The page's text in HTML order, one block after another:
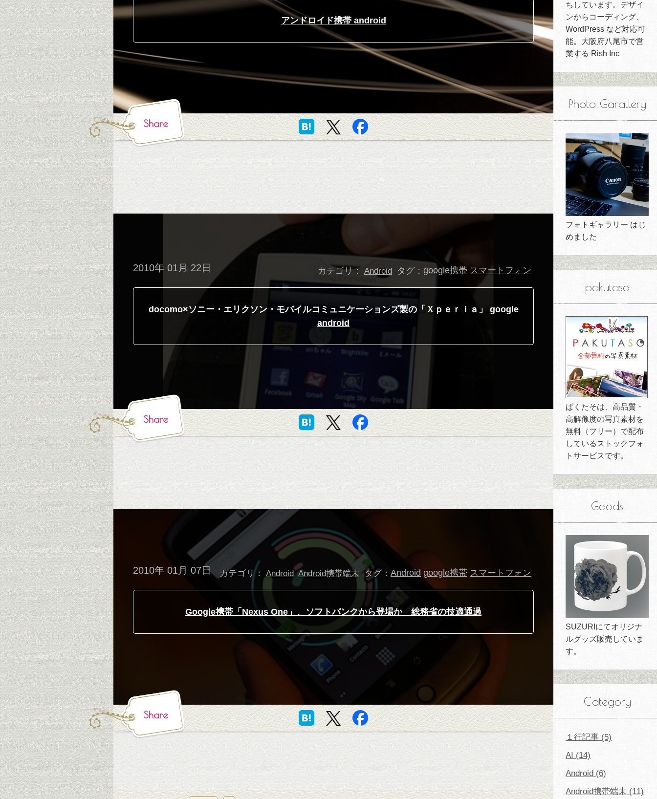
アンドロイド携帯 android
Share
2010年 01月 22日 カテゴリ： Android タグ： google携帯 スマートフォン
docomo×ソニー・エリクソン・モバイルコミュニケーションズ製の「Ｘｐｅｒｉａ」 google
android
Share
2010年 01月 07日 カテゴリ： Android Android携帯端末 タグ： Android google携帯 スマートフォン
Google携帯「Nexus One」、ソフトバンクから登場か 総務省の技適通過
Share
ちしています。デザイ
ンからコーディング、
WordPress など対応可
能。大阪府八尾市で営
業する Rish Inc
Photo Garallery
フォトギャラリー はじ
めました
pakutaso
ぱくたそは、高品質・
高解像度の写真素材を
無料（フリー）で配布
しているストックフォ
トサービスです。
Goods
SUZURIにてオリジナ
ルグッズ販売していま
す。
Category
１行記事 (5)
AI (14)
Android (6)
Android携帯端末 (11)